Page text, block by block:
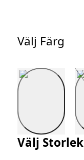
Välj Färg
Välj Färg
Välj Storlek